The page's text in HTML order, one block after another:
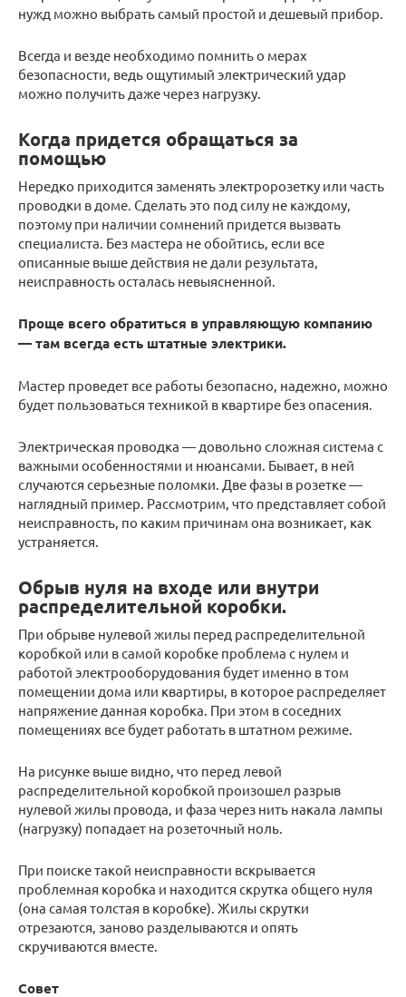
нужд можно выбрать самый простой и дешевый прибор.
Всегда и везде необходимо помнить о мерах
безопасности, ведь ощутимый электрический удар
можно получить даже через нагрузку.
Когда придется обращаться за
помощью
Нередко приходится заменять электророзетку или часть
проводки в доме. Сделать это под силу не каждому,
поэтому при наличии сомнений придется вызвать
специалиста. Без мастера не обойтись, если все
описанные выше действия не дали результата,
неисправность осталась невыясненной.
Проще всего обратиться в управляющую компанию
— там всегда есть штатные электрики.
Мастер проведет все работы безопасно, надежно, можно
будет пользоваться техникой в квартире без опасения.
Электрическая проводка — довольно сложная система с
важными особенностями и нюансами. Бывает, в ней
случаются серьезные поломки. Две фазы в розетке —
наглядный пример. Рассмотрим, что представляет собой
неисправность, по каким причинам она возникает, как
устраняется.
Обрыв нуля на входе или внутри
распределительной коробки.
При обрыве нулевой жилы перед распределительной
коробкой или в самой коробке проблема с нулем и
работой электрооборудования будет именно в том
помещении дома или квартиры, в которое распределяет
напряжение данная коробка. При этом в соседних
помещениях все будет работать в штатном режиме.
На рисунке выше видно, что перед левой
распределительной коробкой произошел разрыв
нулевой жилы провода, и фаза через нить накала лампы
(нагрузку) попадает на розеточный ноль.
При поиске такой неисправности вскрывается
проблемная коробка и находится скрутка общего нуля
(она самая толстая в коробке). Жилы скрутки
отрезаются, заново разделываются и опять
скручиваются вместе.
Совет